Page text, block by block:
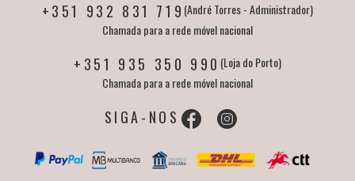
+351 932 831 719 (André Torres - Administrador)
Chamada para a rede móvel nacional
+351 935 350 990 (Loja do Porto)
Chamada para a rede móvel nacional
SIGA-NOS